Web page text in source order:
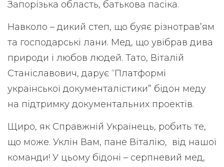
Запорізька область, батькова пасіка.
Навколо – дикий степ, що буяє різнотрав’ям
та господарські лани. Мед, що увібрав дива
природи і любов людей. Тато, Віталій
Станіславович, дарує “Платформі
української документалістики” бідон меду
на підтримку документальних проектів.
Щиро, як Справжній Українець, робить те,
що може. Уклін Вам, пане Віталію, від нашої
команди! У цьому бідоні – серпневий мед,